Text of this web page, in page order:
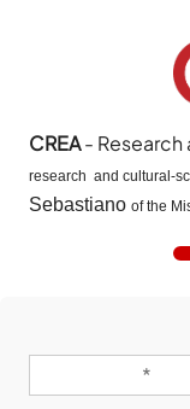
CREA-
research and cultural-
Sebastiano of the